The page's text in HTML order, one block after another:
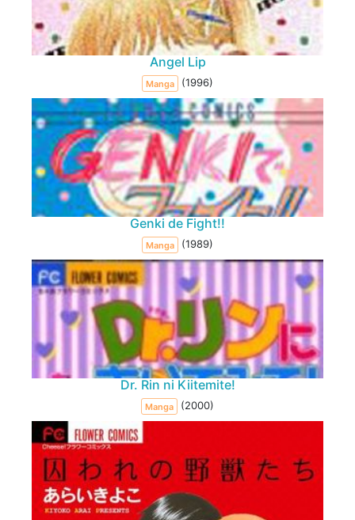
Angel Lip
Manga (1996)
Genki de Fight!!
Manga (1989)
Dr. Rin ni Kiitemite!
Manga (2000)